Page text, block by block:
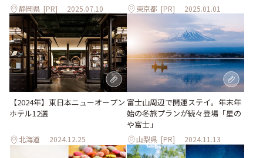
静岡県 [PR] 2025.07.10 東京都 [PR] 2025.01.01
【2024年】東日本ニューオープン
ホテル12選
北海道 2024.12.25
富士山周辺で開運ステイ。年末年
始の冬旅プランが続々登場「星の
や富士」
山梨県 [PR] 2024.11.13